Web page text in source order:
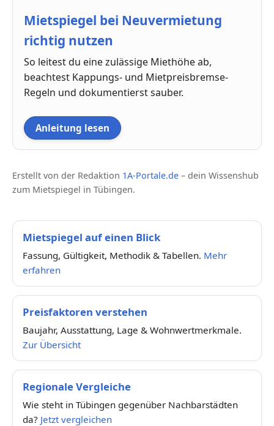
Mietspiegel bei Neuvermietung
richtig nutzen
So leitest du eine zulässige Miethöhe ab,
beachtest Kappungs- und Mietpreisbremse-
Regeln und dokumentierst sauber.
Anleitung lesen
Erstellt von der Redaktion 1A-Portale.de – dein Wissenshub
zum Mietspiegel in Tübingen.
Mietspiegel auf einen Blick
Fassung, Gültigkeit, Methodik & Tabellen. Mehr
erfahren
Preisfaktoren verstehen
Baujahr, Ausstattung, Lage & Wohnwertmerkmale.
Zur Übersicht
Regionale Vergleiche
Wie steht in Tübingen gegenüber Nachbarstädten
da? Jetzt vergleichen